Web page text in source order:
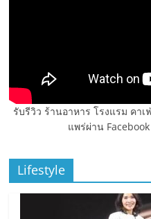
รับรีวิว ร้านอาหาร โรงแรม คาเ
แพร่ผ่าน
Lifestyle